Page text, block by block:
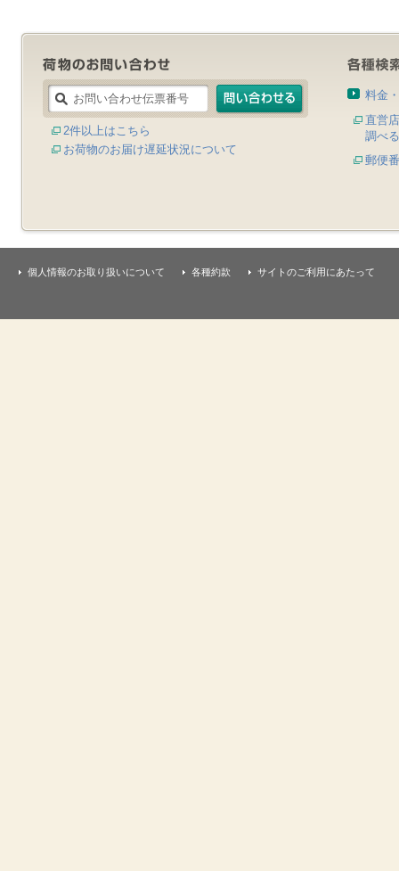
2件以上はこちら
お荷物のお届け遅延状況について
料金
直営
調べる
郵便
個人情報のお取り扱いについて 各種約款 サイトのご利用にあたって